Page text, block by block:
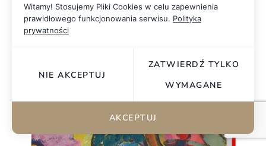
Witamy! Stosujemy Pliki Cookies w celu zapewnienia
prawidłowego funkcjonowania serwisu. Polityka
prywatności
NIE AKCEPTUJ
ZATWIERDŹ TYLKO
WYMAGANE
AKCEPTUJ